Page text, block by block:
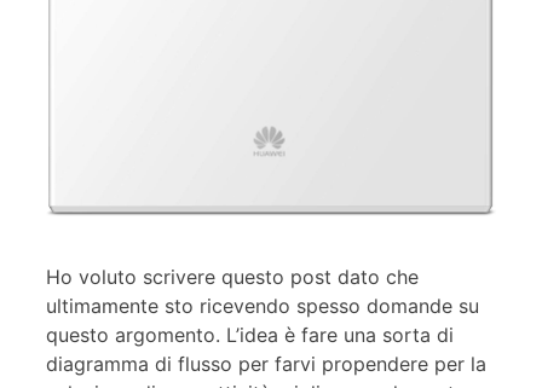
Ho voluto scrivere questo post dato che
ultimamente sto ricevendo spesso domande su
questo argomento. L’idea è fare una sorta di
diagramma di flusso per farvi propendere per la